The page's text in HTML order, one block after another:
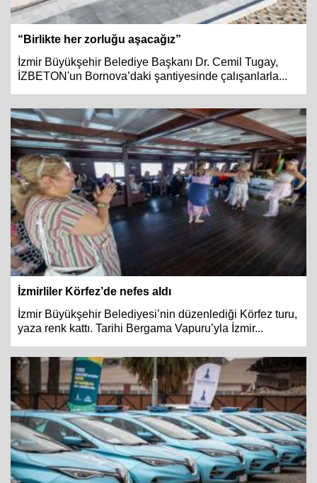
“Birlikte her zorluğu aşacağız”
İzmir Büyükşehir Belediye Başkanı Dr. Cemil Tugay,
İZBETON'un Bornova’daki şantiyesinde çalışanlarla...
İzmirliler Körfez’de nefes aldı
İzmir Büyükşehir Belediyesi’nin düzenlediği Körfez turu,
yaza renk kattı. Tarihi Bergama Vapuru’yla İzmir...